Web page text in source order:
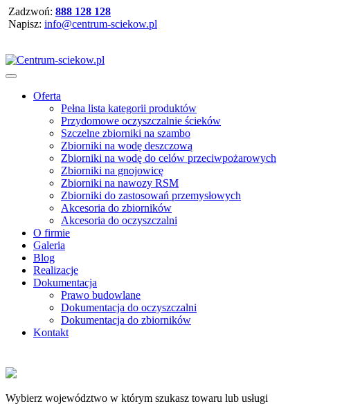
Zadzwoń: 888 128 128
Napisz: info@centrum-sciekow.pl
Oferta
Pełna lista kategorii produktów
Przydomowe oczyszczalnie ścieków
Szczelne zbiorniki na szambo
Zbiorniki na wodę deszczową
Zbiorniki na wodę do celów przeciwpożarowych
Zbiorniki na gnojowicę
Zbiorniki na nawozy RSM
Zbiorniki do zastosowań przemysłowych
Akcesoria do zbiorników
Akcesoria do oczyszczalni
O firmie
Galeria
Blog
Realizacje
Dokumentacja
Prawo budowlane
Dokumentacja do oczyszczalni
Dokumentacja do zbiorników
Kontakt
Wybierz województwo w którym szukasz towaru lub usługi